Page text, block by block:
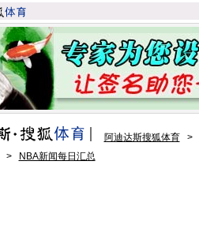
阿迪达斯搜狐体育 >
> NBA新闻每日汇总